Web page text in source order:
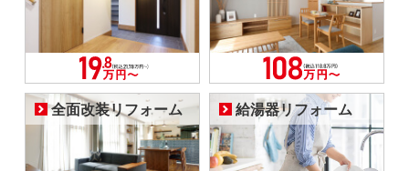
全面改装リフォーム 給湯器リフォーム